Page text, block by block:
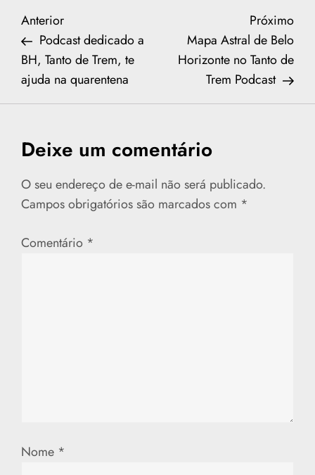
N
a
v
g
a
ã
s
Previous
Post
Anterior
Podcast dedicado a
BH, Tanto de Trem, te
ajuda na quarentena
Post
Próximo
Mapa Astral de Belo
Horizonte no Tanto de
Trem Podcast
Deixe um comentário
O seu endereço de e-mail não será publicado.
Campos obrigatórios são marcados com *
Comentário *
Nome *